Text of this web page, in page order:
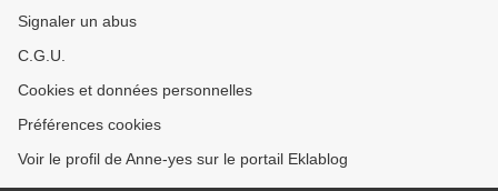
Signaler un abus
C.G.U.
Cookies et données personnelles
Préférences cookies
Voir le profil de Anne-yes sur le portail Eklablog